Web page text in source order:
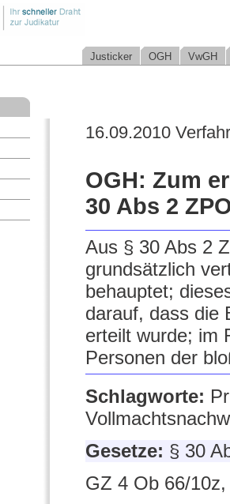
Justicker OGH VwGH
16.09.2010
OGH: Zum
30 Abs 2
Aus § 30 Abs 2
grundsätzlich
behauptet;
darauf, dass die
erteilt wurde; im
Personen der
Schlagworte:
Gesetze: § 30
GZ 4 Ob 66/